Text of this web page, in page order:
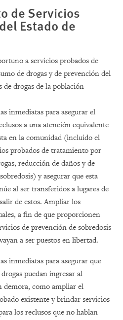
de Servicios
Estado de
a servicios probados de
de drogas y de prevención del
drogas de la población
inmediatas para asegurar el
a una atención equivalente
en la comunidad (incluido el
probados de tratamiento por
reducción de daños y de
y asegurar que esta
al ser transferidos a lugares de
de estos. Ampliar los
a fin de que proporcionen
de prevención de sobredosis
a ser puestos en libertad.
inmediatas para asegurar que
puedan ingresar al
demora, como ampliar el
existente y brindar servicios
los reclusos que no hablan